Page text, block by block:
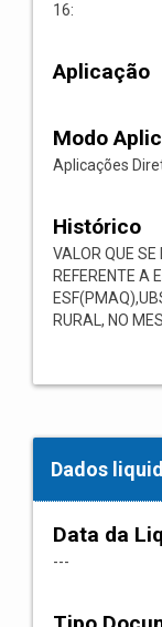
16:
Aplicação
Modo
Aplicações
Histórico
VALOR QUE
REFERENTE A
RURAL, NO
Dados
Data da
---